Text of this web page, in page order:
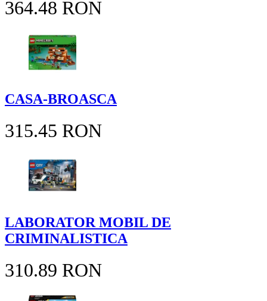
364.48 RON
CASA-BROASCA
315.45 RON
LABORATOR MOBIL DE
CRIMINALISTICA
310.89 RON